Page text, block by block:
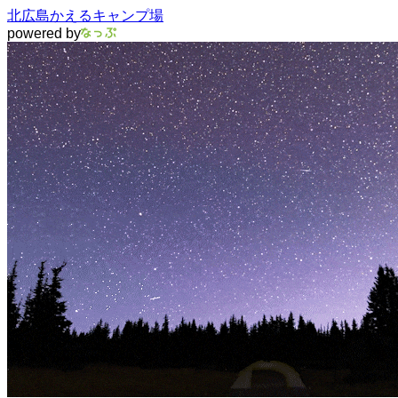
北広島かえるキャンプ場
powered by